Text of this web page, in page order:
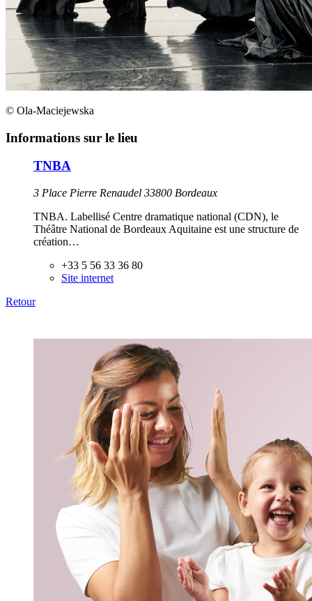
© Ola-Maciejewska
Informations sur le lieu
TNBA
3 Place Pierre Renaudel 33800 Bordeaux
TNBA. Labellisé Centre dramatique national (CDN), le
Théâtre National de Bordeaux Aquitaine est une structure de
création…
+33 5 56 33 36 80
Site internet
Retour